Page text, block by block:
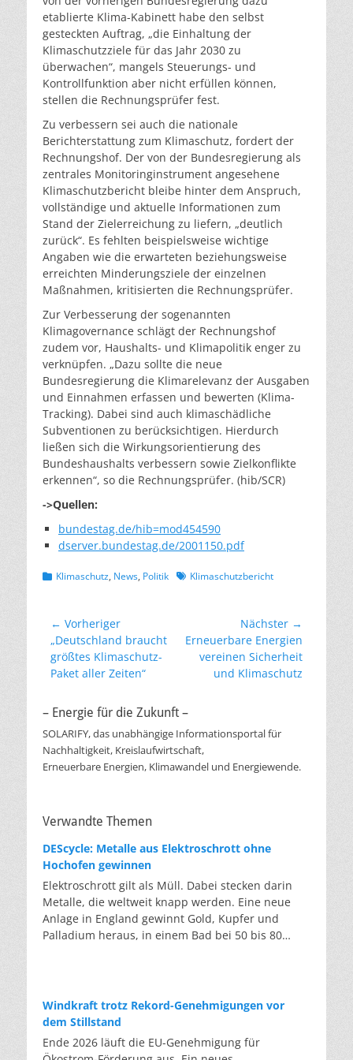
etablierte Klima-Kabinett habe den selbst
gesteckten Auftrag, „die Einhaltung der
Klimaschutzziele für das Jahr 2030 zu
überwachen“, mangels Steuerungs- und
Kontrollfunktion aber nicht erfüllen können,
stellen die Rechnungsprüfer fest.
Zu verbessern sei auch die nationale
Berichterstattung zum Klimaschutz, fordert der
Rechnungshof. Der von der Bundesregierung als
zentrales Monitoringinstrument angesehene
Klimaschutzbericht bleibe hinter dem Anspruch,
vollständige und aktuelle Informationen zum
Stand der Zielerreichung zu liefern, „deutlich
zurück“. Es fehlten beispielsweise wichtige
Angaben wie die erwarteten beziehungsweise
erreichten Minderungsziele der einzelnen
Maßnahmen, kritisierten die Rechnungsprüfer.
Zur Verbesserung der sogenannten
Klimagovernance schlägt der Rechnungshof
zudem vor, Haushalts- und Klimapolitik enger zu
verknüpfen. „Dazu sollte die neue
Bundesregierung die Klimarelevanz der Ausgaben
und Einnahmen erfassen und bewerten (Klima-
Tracking). Dabei sind auch klimaschädliche
Subventionen zu berücksichtigen. Hierdurch
ließen sich die Wirkungsorientierung des
Bundeshaushalts verbessern sowie Zielkonflikte
erkennen“, so die Rechnungsprüfer. (hib/SCR)
->Quellen:
bundestag.de/hib=mod454590
dserver.bundestag.de/2001150.pdf
Kategorien
Klimaschutz, News, Politik Schlagworte
Klimaschutzbericht
Beitragsnavigation
← Vorheriger
Vorheriger
Beitrag:
„Deutschland braucht
größtes Klimaschutz-
Paket aller Zeiten“
Nächster →
Nächster
Beitrag:
Erneuerbare Energien
vereinen Sicherheit
und Klimaschutz
– Energie für die Zukunft –
SOLARIFY, das unabhängige Informationsportal für
Nachhaltigkeit, Kreislaufwirtschaft,
Erneuerbare Energien, Klimawandel und Energiewende.
Verwandte Themen
DEScycle: Metalle aus Elektroschrott ohne
Hochofen gewinnen
Elektroschrott gilt als Müll. Dabei stecken darin
Metalle, die weltweit knapp werden. Eine neue
Anlage in England gewinnt Gold, Kupfer und
Palladium heraus, in einem Bad bei 50 bis 80
tausend Grad ein. Energieintensiv und nur im
industriellen Großmaßstab möglich. Das Londoner
Start-up DEScycle hat im englischen Teesside eine
Demonstrationsanlage eröffnet, die ohne diese
Windkraft trotz Rekord-Genehmigungen vor
dem Stillstand
Ende 2026 läuft die EU-Genehmigung für